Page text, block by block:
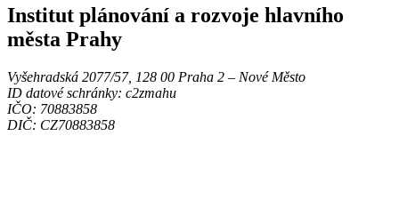
Institut plánování a rozvoje hlavního
města Prahy
Vyšehradská 2077/57, 128 00 Praha 2 ‒ Nové Město
ID datové schránky: c2zmahu
IČO: 70883858
DIČ: CZ70883858